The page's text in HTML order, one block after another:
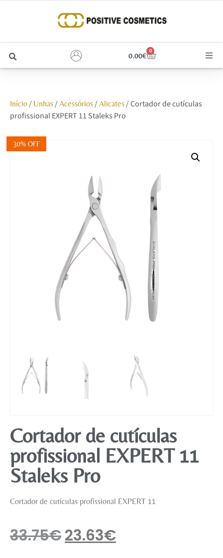
0.00€
0
Unhas
Início/ Unhas/ Acessórios/ Alicates/ Cortador de cutículas
profissional EXPERT 11 Staleks Pro
30% OFF
Cortador de cutículas
profissional EXPERT 11
Staleks Pro
Cortador de cutículas profissional EXPERT 11
33.75€23.63€